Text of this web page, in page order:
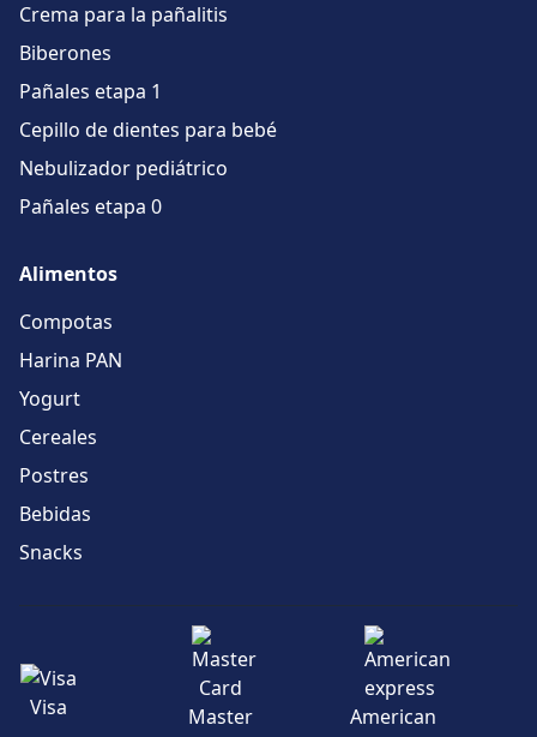
Crema para la pañalitis
Biberones
Pañales etapa 1
Cepillo de dientes para bebé
Nebulizador pediátrico
Pañales etapa 0
Alimentos
Compotas
Harina PAN
Yogurt
Cereales
Postres
Bebidas
Snacks
Visa
Master
American